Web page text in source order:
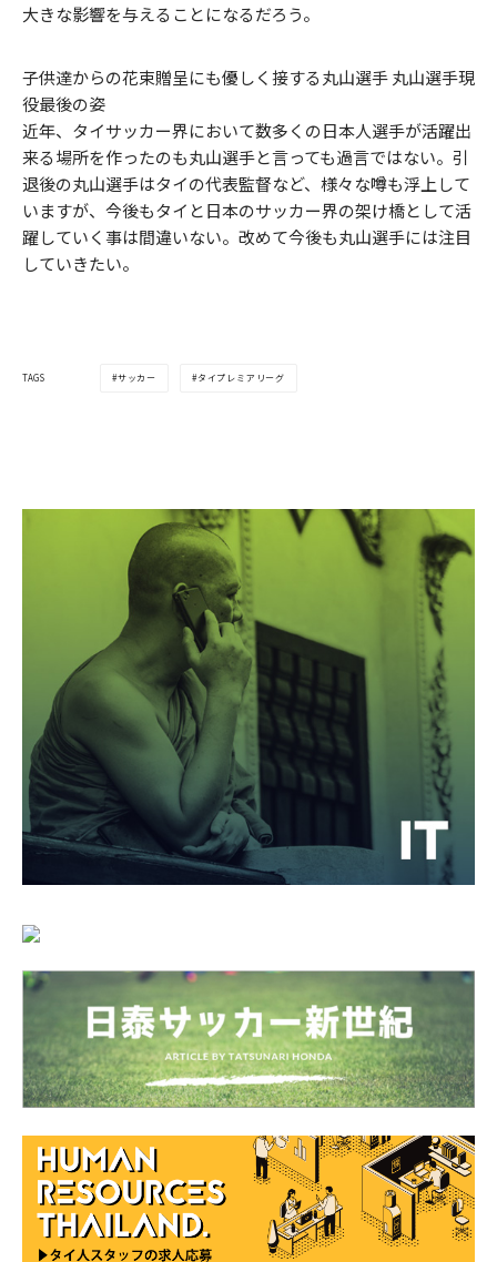
大きな影響を与えることになるだろう。
子供達からの花束贈呈にも優しく接する丸山選手 丸山選手現
役最後の姿
近年、タイサッカー界において数多くの日本人選手が活躍出
来る場所を作ったのも丸山選手と言っても過言ではない。引
退後の丸山選手はタイの代表監督など、様々な噂も浮上して
いますが、今後もタイと日本のサッカー界の架け橋として活
躍していく事は間違いない。改めて今後も丸山選手には注目
していきたい。
TAGS サッカー タイプレミアリーグ